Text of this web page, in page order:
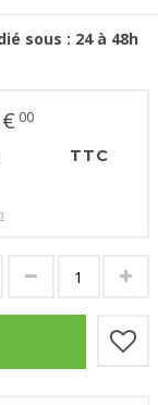
sous : 24 à 48h
€ 00
TTC